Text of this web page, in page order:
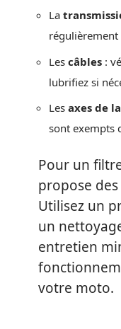
La
régulièrement
Les câbles :
lubrifiez si
Les axes de
sont exempts
Pour un
propose
Utilisez un
un
entretien
votre moto.